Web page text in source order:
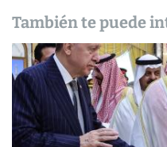
n
d
e
e
n
También te puede